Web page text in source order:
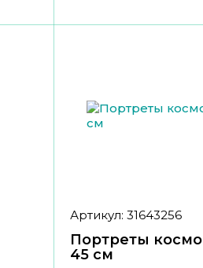
Артикул: 31643256
Портреты
45 см